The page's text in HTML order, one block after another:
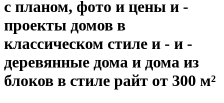
с планом, фото и цены и -
проекты домов в
классическом стиле и - и -
деревянные дома и дома из
блоков в стиле райт от 300 м²